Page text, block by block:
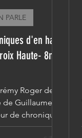
d'en haut
Haute- 8min
Roger de
de Guillaume
de chronique
3 A partir...
PARLE